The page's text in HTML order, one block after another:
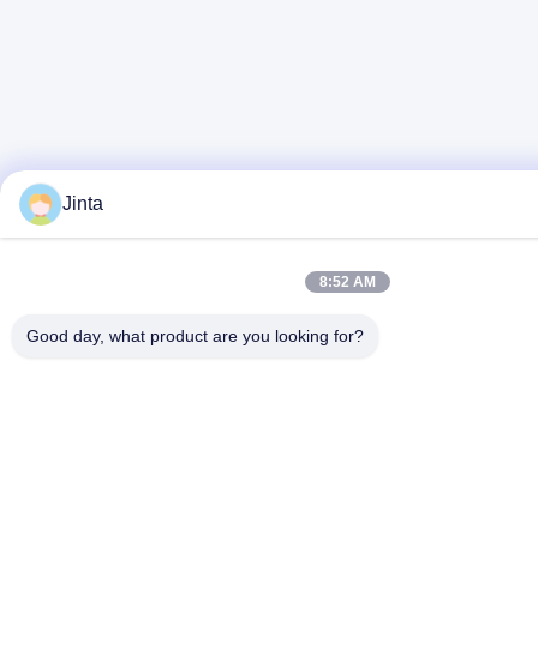
Jinta
8:52 AM
Good day, what product are you looking for?